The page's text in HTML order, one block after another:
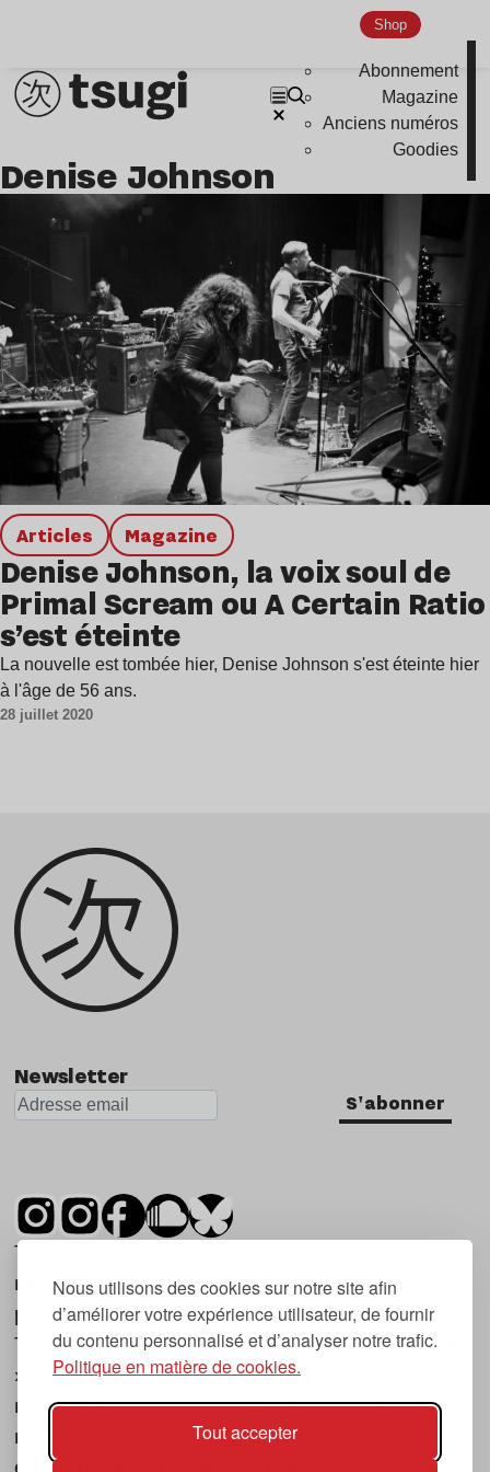
Nous utilisons des cookies sur notre site afin
d’améliorer votre expérience utilisateur, de fournir
du contenu personnalisé et d’analyser notre trafic.
Politique en matière de cookies.
Tout accepter
Shop
Abonnement
Magazine
Anciens numéros
Goodies
Denise Johnson
Articles magazine
Denise Johnson, la voix soul de
Primal Scream ou A Certain Ratio
s’est éteinte
La nouvelle est tombée hier, Denise Johnson s'est éteinte hier
à l'âge de 56 ans.
28 juillet 2020
Newsletter
S'abonner
Tsugi est un mensuel indépendant sur la
musique et les nouvelles tendances, dont la
première parution date de 2007.
Tsugi en japonais signifie « prochain », « suivant
», ce qui correspond à la thématique du
magazine, à l’affût des nouvelles tendances
musicales, qu’elles viennent de la musique
électronique, du rock ou du hip hop, et des